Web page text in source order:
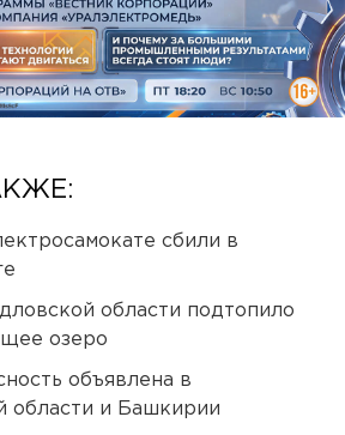
сбили в
области подтопило
озеро
объявлена в
области и Башкирии